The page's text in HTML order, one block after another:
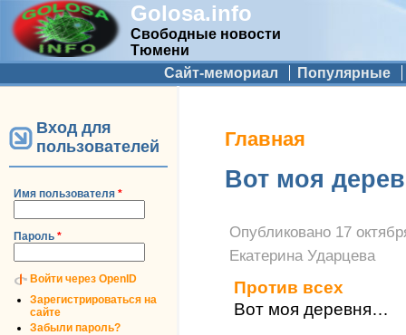
Golosa.info
Свободные новости
Тюмени
Дополнительное меню
Сайт-мемориал Популярные
Вход для
пользователей
Имя пользователя *
Пароль *
Войти через OpenID
Зарегистрироваться на
сайте
Забыли пароль?
Вы здесь
Главная
Вот моя
Опубликовано 17
Екатерина Ударцева
Против всех
Вот моя деревня…